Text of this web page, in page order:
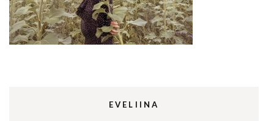
EVELIINA